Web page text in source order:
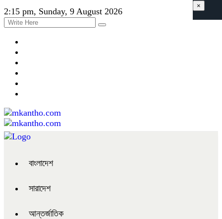
2:15 pm, Sunday, 9 August 2026
বাংলাদেশ
সারাদেশ
আন্তর্জাতিক
×